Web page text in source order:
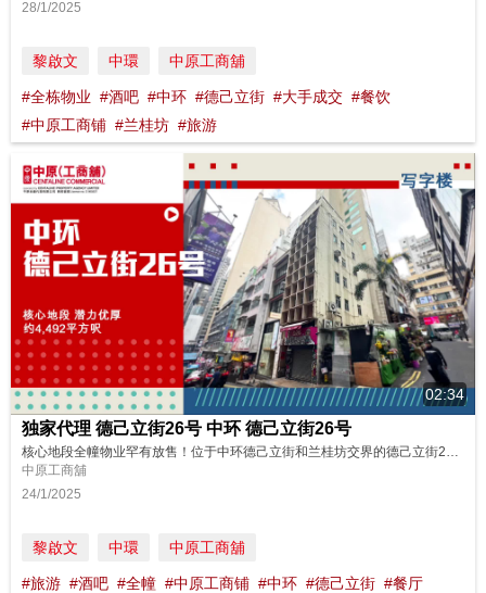
28/1/2025
黎啟文 中環 中原工商舖
#全栋物业 #酒吧 #中环 #德己立街 #大手成交 #餐饮
#中原工商铺 #兰桂坊 #旅游
02:34
独家代理 德己立街26号 中环 德己立街26号
中原工商舖
24/1/2025
黎啟文 中環 中原工商舖
#旅游 #酒吧 #全幢 #中原工商铺 #中环 #德己立街 #餐厅